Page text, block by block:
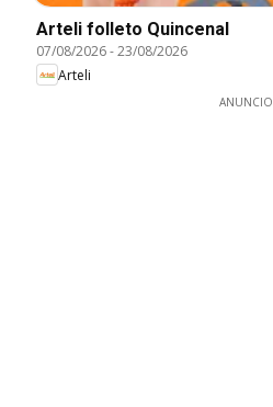
Arteli folleto Quincenal
07/08/2026-23/08/2026
Arteli
ANUNCIO